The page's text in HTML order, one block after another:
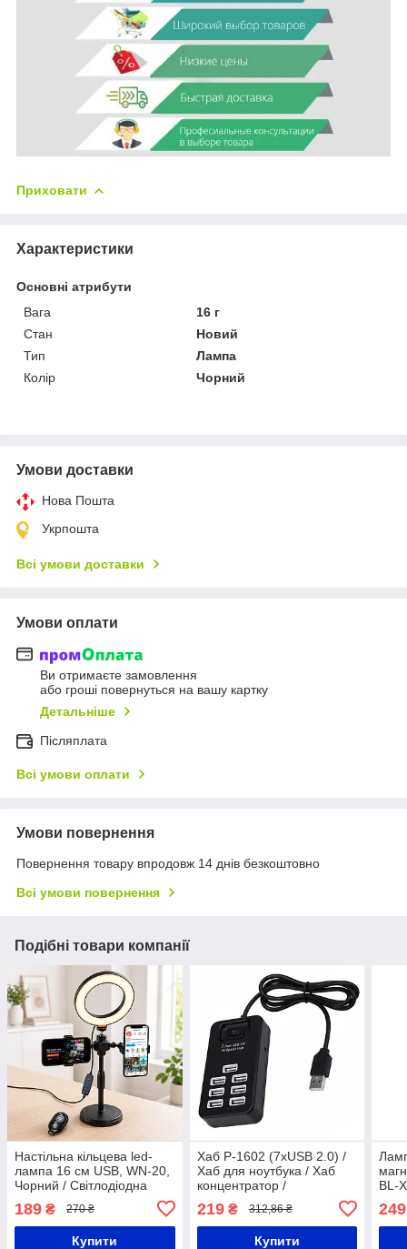
Приховати
Характеристики
Основні атрибути
Вага
16 г
Стан
Новий
Тип
Лампа
Колір
Чорний
Умови доставки
Нова Пошта
Укрпошта
Всі умови доставки
Умови оплати
Ви отримаєте замовлення
або гроші повернуться на вашу картку
Детальніше
Післяплата
Всі умови оплати
Умови повернення
Повернення товару впродовж 14 днів безкоштовно
Всі умови повернення
Подібні товари компанії
Настільна кільцева led-
лампа 16 см USB, WN-20,
Чорний / Світлодіодна
тримачем для двох
телефонів
189 ₴ 270 ₴
Купити
Хаб P-1602 (7xUSB 2.0) /
Хаб для ноутбука / Хаб
концентратор /
Розгалужувач на 7 портів
219₴ 312,86 ₴
Купити
BL-
249